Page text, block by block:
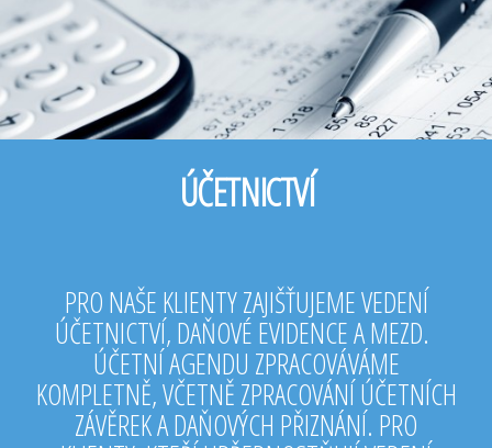
ÚČETNICTVÍ
PRO NAŠE KLIENTY ZAJIŠŤUJEME VEDENÍ
ÚČETNICTVÍ, DAŇOVÉ EVIDENCE A MEZD.
ÚČETNÍ AGENDU ZPRACOVÁVÁME
KOMPLETNĚ, VČETNĚ ZPRACOVÁNÍ ÚČETNÍCH
ZÁVĚREK A DAŇOVÝCH PŘIZNÁNÍ. PRO